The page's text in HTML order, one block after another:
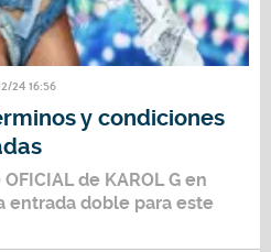
24 16:56
y condiciones
de KAROL G en
entrada doble para este